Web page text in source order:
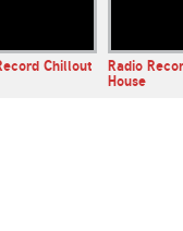
Chillout
Radio
House